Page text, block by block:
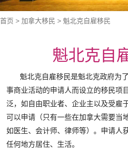
首页 > 加拿大移民 > 魁北克自雇移民
魁北克自
魁北克自雇移民是魁北克政府为
事商业活动的申请人而设立的移民项
泛，如自由职业者、企业主以及受雇
可以申请（只有一些在加拿大需要当
如医生、会计师、律师等）。申请人
任何地方居住、生活。